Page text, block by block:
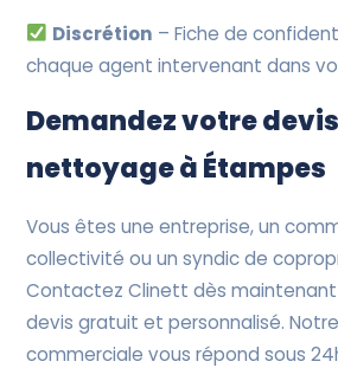
Discrétion – Fiche de
chaque agent intervenant dans
Demandez votre
nettoyage à Étampes
Vous êtes une entreprise, un
collectivité ou un syndic de
Contactez Clinett dès
devis gratuit et personnalisé.
commerciale vous répond sous